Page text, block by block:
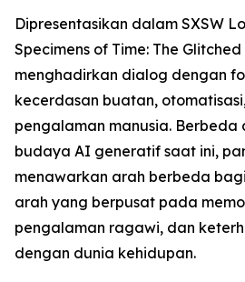
Dipresentasikan dalam SXSW
Specimens of Time: The
menghadirkan dialog dengan
kecerdasan buatan,
pengalaman manusia. Berbeda
budaya AI generatif saat ini,
menawarkan arah berbeda
arah yang berpusat pada
pengalaman ragawi, dan
dengan dunia kehidupan.